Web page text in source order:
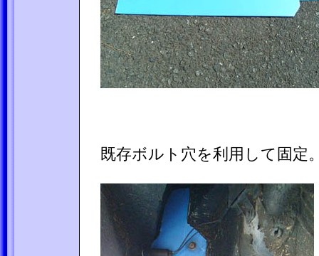
既存ボルト穴を利用して固定